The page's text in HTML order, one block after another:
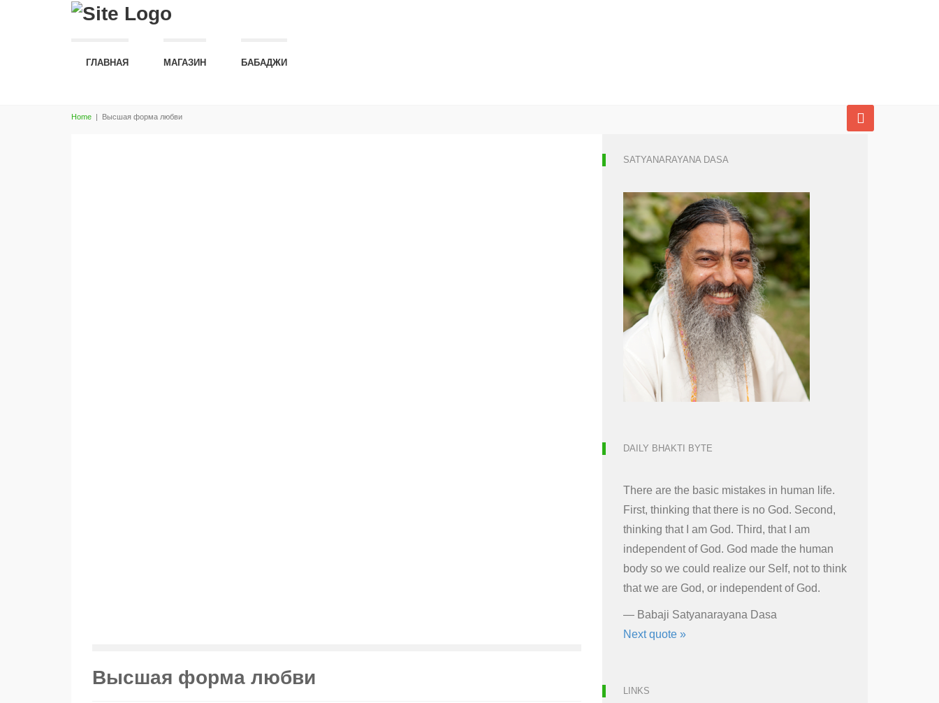
ГЛАВНАЯ МАГАЗИН БАБАДЖИ
Home | Высшая форма любви
Высшая форма любви
SATYANARAYANA DASA
DAILY BHAKTI BYTE
There are the basic mistakes in human life.
First, thinking that there is no God. Second,
thinking that I am God. Third, that I am
independent of God. God made the human
body so we could realize our Self, not to think
that we are God, or independent of God.
— Babaji Satyanarayana Dasa
Next quote »
LINKS